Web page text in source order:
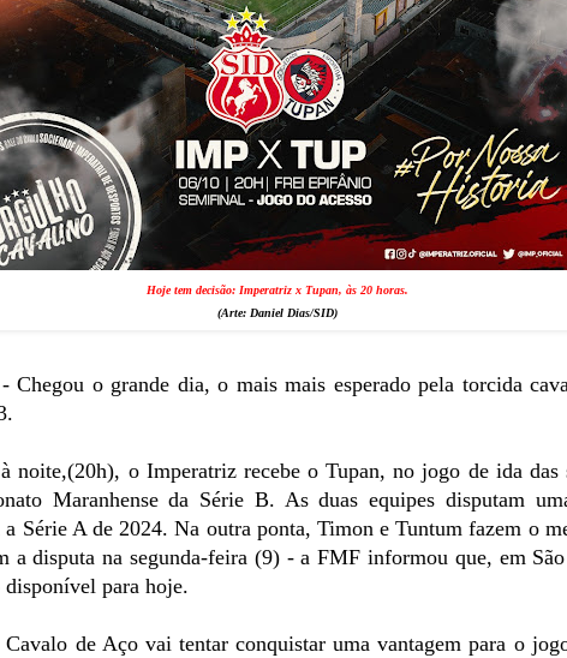
Hoje tem decisão: Imperatriz x Tupan, às 20 horas.
(Arte: Daniel Dias/SID)
- Chegou o grande dia, o mais mais esperado pela torcida
noite,(20h), o Imperatriz recebe o Tupan, no jogo de ida das
Maranhense da Série B. As duas equipes disputam
a Série A de 2024. Na outra ponta, Timon e Tuntum fazem o
a disputa na segunda-feira (9) - a FMF informou que, em
disponível para hoje.
de Aço vai tentar conquistar uma vantagem para o